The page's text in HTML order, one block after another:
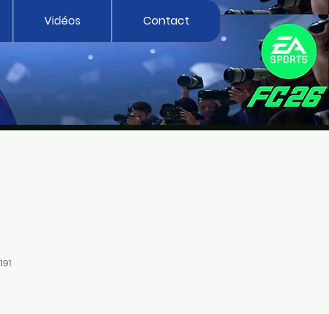
Vidéos Contact